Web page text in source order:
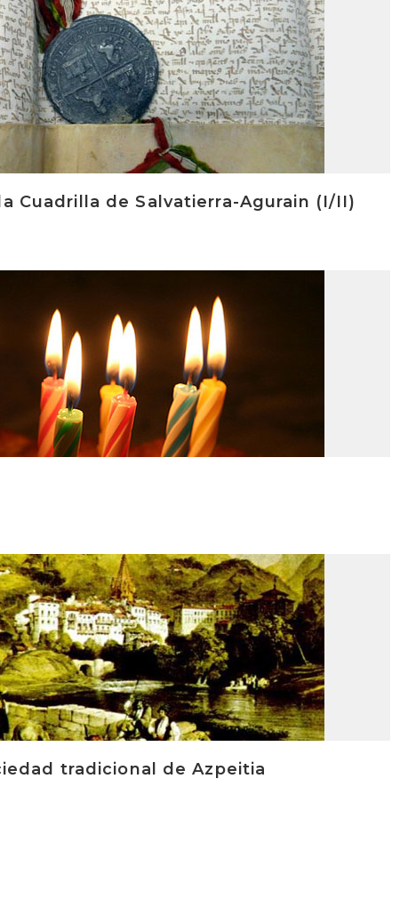
Cuadrilla de Salvatierra-Agurain (I/II)
tradicional de Azpeitia